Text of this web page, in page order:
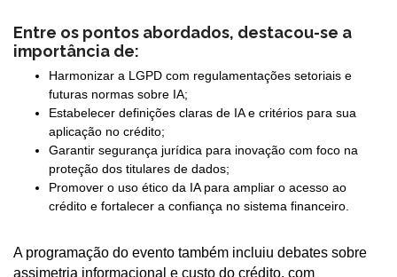
Entre os pontos abordados, destacou-se a
importância de:
Harmonizar a LGPD com regulamentações setoriais e
futuras normas sobre IA;
Estabelecer definições claras de IA e critérios para sua
aplicação no crédito;
Garantir segurança jurídica para inovação com foco na
proteção dos titulares de dados;
Promover o uso ético da IA para ampliar o acesso ao
crédito e fortalecer a confiança no sistema financeiro.
A programação do evento também incluiu debates sobre
assimetria informacional e custo do crédito, com